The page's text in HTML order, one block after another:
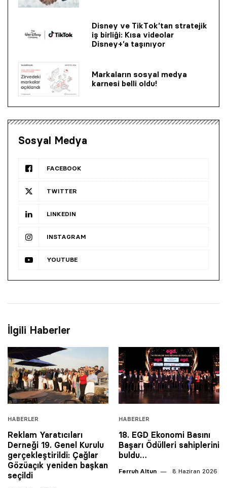
Disney ve TikTok’tan stratejik
iş birliği: Kısa videolar
Disney+’a taşınıyor
Markaların sosyal medya
karnesi belli oldu!
Sosyal Medya
FACEBOOK
TWITTER
LINKEDIN
INSTAGRAM
YOUTUBE
İlgili Haberler
HABERLER
Reklam Yaratıcıları
Derneği 19. Genel Kurulu
gerçekleştirildi: Çağlar
Gözüaçık yeniden başkan
seçildi
HABERLER
18. EGD Ekonomi Basını
Başarı Ödülleri sahiplerini
buldu…
Ferruh Altun 8 Haziran 2026